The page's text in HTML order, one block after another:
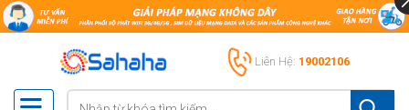
Liên Hệ: 19002106